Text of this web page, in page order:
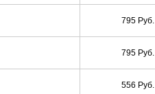
795 Руб.
795 Руб.
556 Руб.